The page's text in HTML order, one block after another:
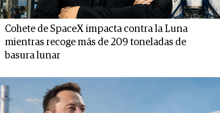
Cohete de SpaceX impacta contra la Luna
mientras recoge más de 209 toneladas de
basura lunar